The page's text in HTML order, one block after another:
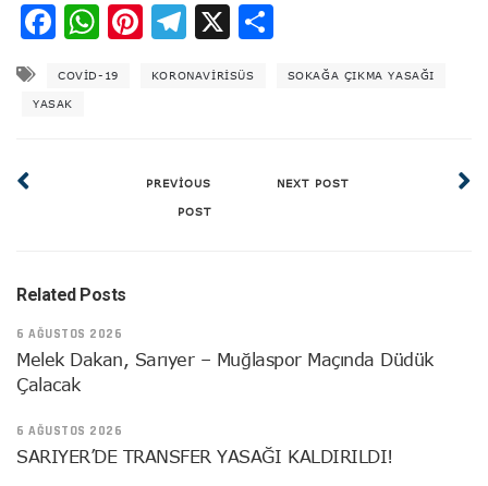
Facebook
WhatsApp
Pinterest
Telegram
X
COVID-19 KORONAVİRİSÜS SOKAĞA ÇIKMA YASAĞI
YASAK
PREVIOUS
POST
NEXT POST
Related Posts
6 AĞUSTOS 2026
Melek Dakan, Sarıyer – Muğlaspor Maçında Düdük
Çalacak
6 AĞUSTOS 2026
SARIYER’DE TRANSFER YASAĞI KALDIRILDI!